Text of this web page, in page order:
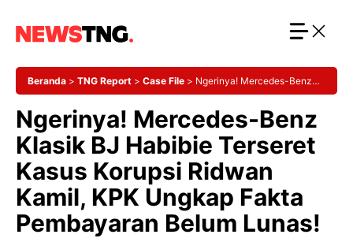
Beranda > TNG Report > Case File > Ngerinya! Mercedes-Benz
Ungkap Fakta Pembayaran Belum Lunas!
Ngerinya! Mercedes-Benz
Klasik BJ Habibie Terseret
Kasus Korupsi Ridwan
Kamil, KPK Ungkap Fakta
Pembayaran Belum Lunas!